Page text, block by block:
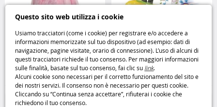
Questo sito web utilizza i cookie
Usiamo tracciatori (come i cookie) per registrare e/o accedere a
informazioni memorizzate sul tuo dispositivo (ad esempio: dati di
navigazione, pagine visitate, orario di connessione). L’uso di alcuni di
questi tracciatori richiede il tuo consenso. Per maggiori informazioni
sulle finalità, basate sul tuo consenso, fai clic su link.
Alcuni cookie sono necessari per il corretto funzionamento del sito e
dei nostri servizi. Il consenso non è necessario per questi cookie.
Cliccando su “Continua senza accettare”, rifiuterai i cookie che
richiedono il tuo consenso.
Costume Barbie Bambina 5–7
Anni: eleganza e divertimento in
rosaBarbie
,95€
Barbie
Salta l’Ape Gioco di agilità e
destrezzaPlayskool
9,95€
Giochi prima infanzia